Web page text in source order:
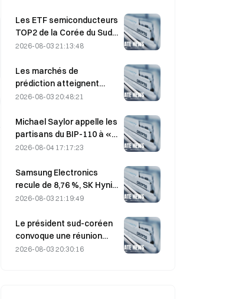
achats des particuliers
Les ETF semiconducteurs
TOP2 de la Corée du Sud
chutent de 36 % au cours
les flux s’inversent
2026-08-03 21:13:48
Les marchés de
prédiction atteignent
$54B de volume en juillet,
monde stimule le trading.
2026-08-03 20:48:21
Michael Saylor appelle les
partisans du BIP-110 à «
se retirer », alors que le
stagne à 2,70 %
2026-08-04 17:17:23
Samsung Electronics
recule de 8,76 %, SK Hynix
baisse de 8,79 % le 4 août
en juillet
2026-08-03 21:19:49
Le président sud-coréen
convoque une réunion
d’urgence de 7,5 heures
2026-08-03 20:30:16